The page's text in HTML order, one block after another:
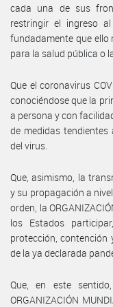
cada una de sus
restringir el ingreso
fundadamente que ello
para la salud pública o
Que el coronavirus
conociéndose que la
a persona y con
de medidas
del virus.
Que, asimismo, la
y su propagación a
orden, la
los Estados
protección, contención
de la ya declarada
Que, en este
ORGANIZACIÓN